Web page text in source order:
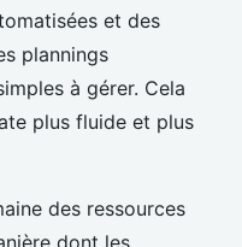
et des
plannings
à gérer. Cela
plus fluide et plus
des ressources
dont les